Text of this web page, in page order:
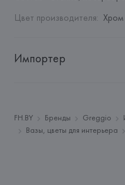
Цвет производителя: Хром
Импортер
Адрес:
Республика
Тимирязева, 72A
FH.BY Бренды Greggio
Вазы, цветы для интерьера